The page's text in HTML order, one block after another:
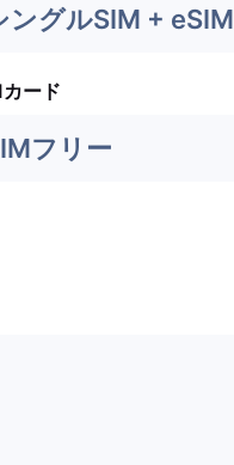
ングルSIM + eSIM
ード
フリー